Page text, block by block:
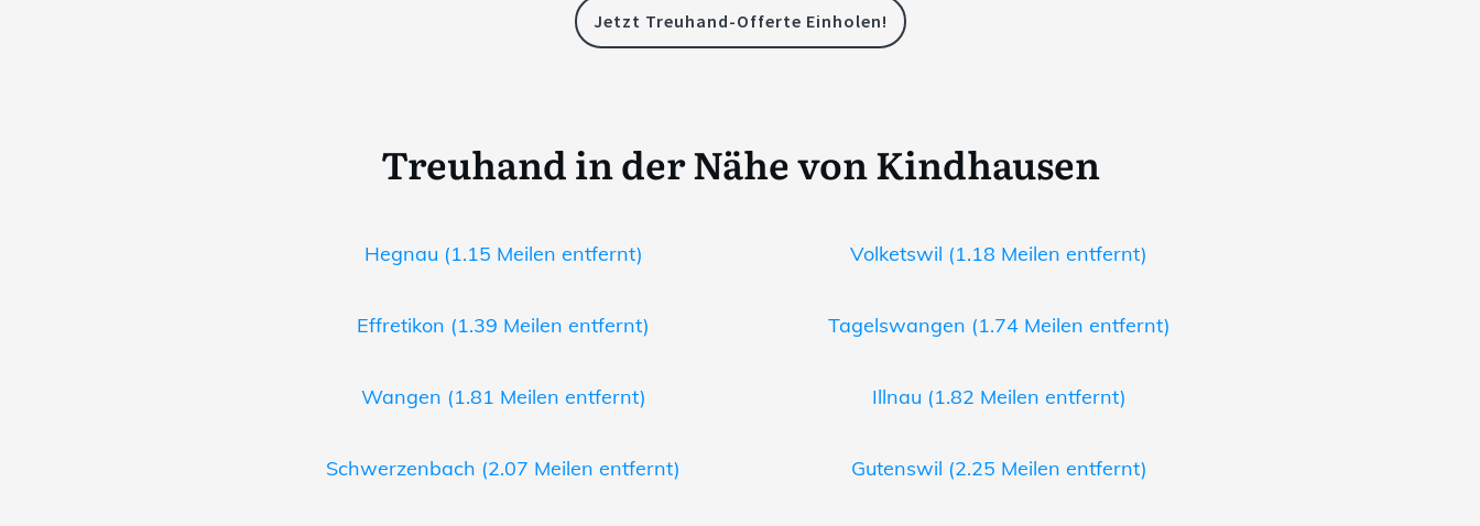
Jetzt Treuhand-Offerte Einholen!
Treuhand in der Nähe von Kindhausen
Hegnau (1.15 Meilen entfernt) Volketswil (1.18 Meilen entfernt)
Effretikon (1.39 Meilen entfernt) Tagelswangen (1.74 Meilen entfernt)
Wangen (1.81 Meilen entfernt) Illnau (1.82 Meilen entfernt)
Schwerzenbach (2.07 Meilen entfernt) Gutenswil (2.25 Meilen entfernt)